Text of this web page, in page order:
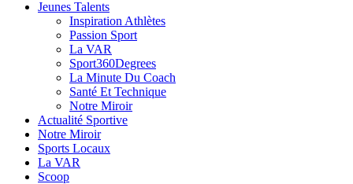
Jeunes Talents
Inspiration Athlètes
Passion Sport
La VAR
Sport360Degrees
La Minute Du Coach
Santé Et Technique
Notre Miroir
Actualité Sportive
Notre Miroir
Sports Locaux
La VAR
Scoop